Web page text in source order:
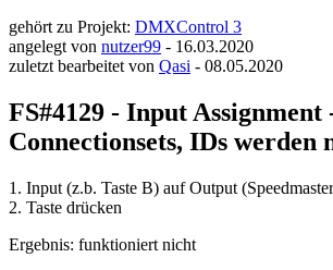
gehört zu Projekt: DMXControl 3
angelegt von nutzer99 - 16.03.2020
zuletzt bearbeitet von Qasi - 08.05.2020
FS#4129 - Input Assignment
Connectionsets, IDs werden
1. Input (z.b. Taste B) auf Output
2. Taste drücken
Ergebnis: funktioniert nicht